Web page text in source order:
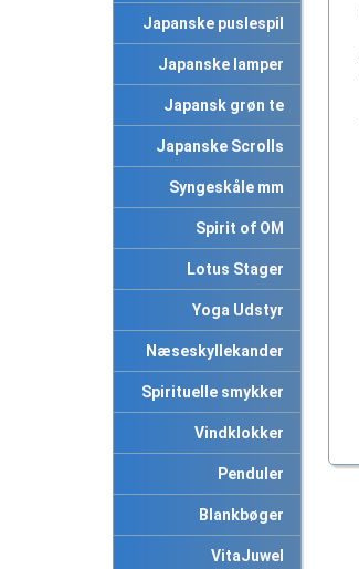
Japanske puslespil
Japanske lamper
Japansk grøn te
Japanske Scrolls
Syngeskåle mm
Spirit of OM
Lotus Stager
Yoga Udstyr
Næseskyllekander
Spirituelle smykker
Vindklokker
Penduler
Blankbøger
VitaJuwel